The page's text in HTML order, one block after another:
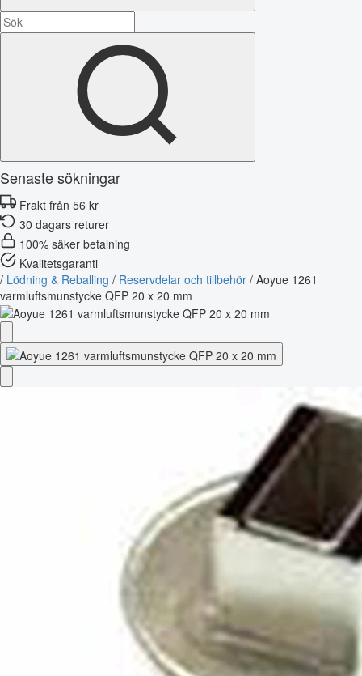
Senaste sökningar
Frakt från 56 kr
30 dagars returer
100% säker betalning
Kvalitetsgaranti
/ Lödning & Reballing / Reservdelar och tillbehör / Aoyue 1261
varmluftsmunstycke QFP 20 x 20 mm